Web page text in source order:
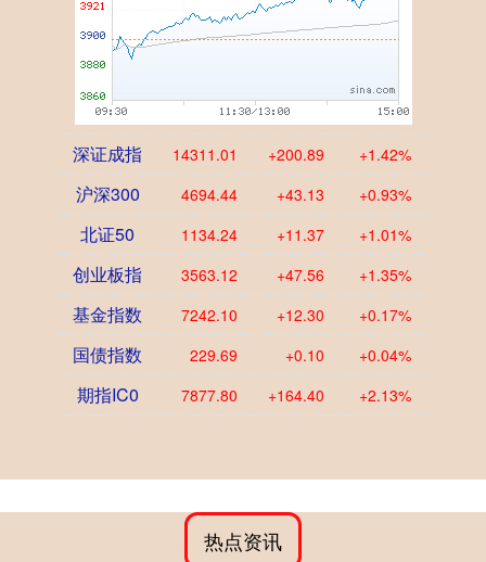
深证成指 14311.01 +200.89 +1.42%
沪深300 4694.44 +43.13 +0.93%
北证50 1134.24 +11.37 +1.01%
创业板指 3563.12 +47.56 +1.35%
基金指数 7242.10 +12.30 +0.17%
国债指数 229.69 +0.10 +0.04%
期指IC0 7877.80 +164.40 +2.13%
热点资讯